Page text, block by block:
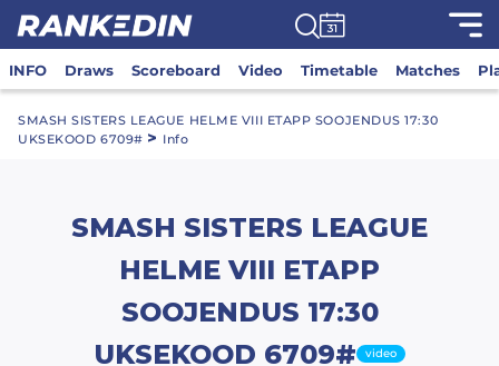
INFO Draws Scoreboard Video Timetable Matches
SMASH SISTERS LEAGUE HELME VIII ETAPP SOOJENDUS 17:30
UKSEKOOD 6709# > Info
SMASH SISTERS LEAGUE
HELME VIII ETAPP
SOOJENDUS 17:30
UKSEKOOD 6709#
video